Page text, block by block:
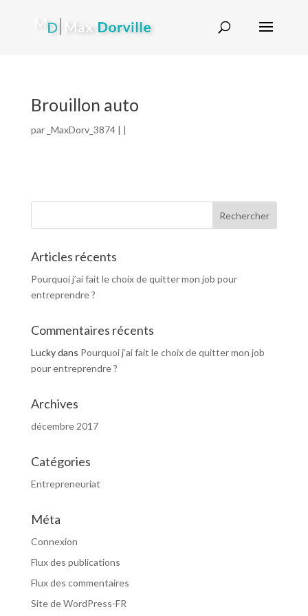
Brouillon auto
par _MaxDorv_3874| |
Articles récents
Pourquoi j’ai fait le choix de quitter mon job pour
entreprendre ?
Commentaires récents
Luckydans Pourquoi j’ai fait le choix de quitter mon job
pour entreprendre ?
Archives
décembre 2017
Catégories
Entrepreneuriat
Méta
Connexion
Flux des publications
Flux des commentaires
Site de WordPress-FR